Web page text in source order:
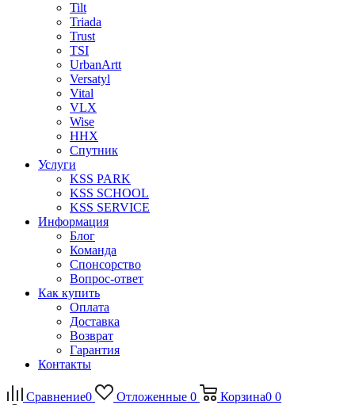
Tilt
Triada
Trust
TSI
UrbanArtt
Versatyl
Vital
VLX
Wise
ННХ
Спутник
Услуги
KSS PARK
KSS SCHOOL
KSS SERVICE
Информация
Блог
Команда
Спонсорство
Вопрос-ответ
Как купить
Оплата
Доставка
Возврат
Гарантия
Контакты
Сравнение0 Отложенные 0 Корзина0 0